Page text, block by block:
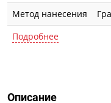
Метод нанесения
Подробнее
Описание